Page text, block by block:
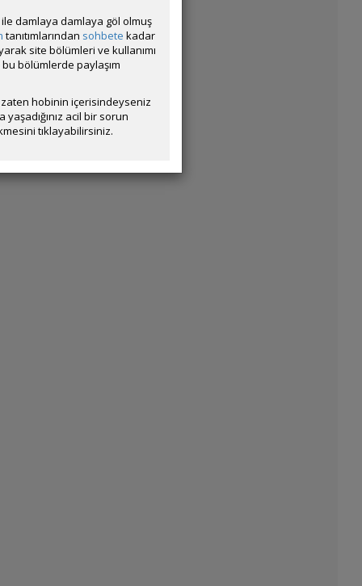
bulunuyorum.
ile damlaya damlaya göl olmuş
tanıtımlarından sohbete kadar
site bölümleri ve kullanımı
bölümlerde paylaşım
hobinin içerisindeyseniz
acil bir sorun
tıklayabilirsiniz.